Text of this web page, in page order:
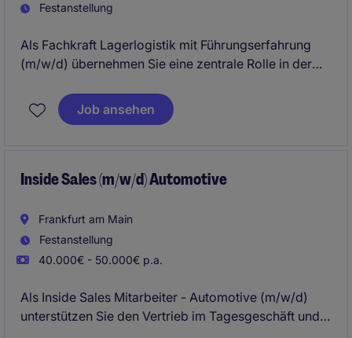
Festanstellung
Als Fachkraft Lagerlogistik mit Führungserfahrung
(m/w/d) übernehmen Sie eine zentrale Rolle in der
Prozessen. In Leinfelden Echterdingen erwarten Sie
spannende Aufgaben in der Business Services
Job ansehen
Inside Sales (m/w/d) Automotive
Frankfurt am Main
Festanstellung
40.000€ - 50.000€ p.a.
Als Inside Sales Mitarbeiter - Automotive (m/w/d)
unterstützen Sie den Vertrieb im Tagesgeschäft und